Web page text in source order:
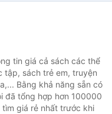
tin giá cả sách các thể
tập, sách trẻ em, truyện
Bằng khả năng sẵn có
đã tổng hợp hơn 100000
giá rẻ nhất trước khi